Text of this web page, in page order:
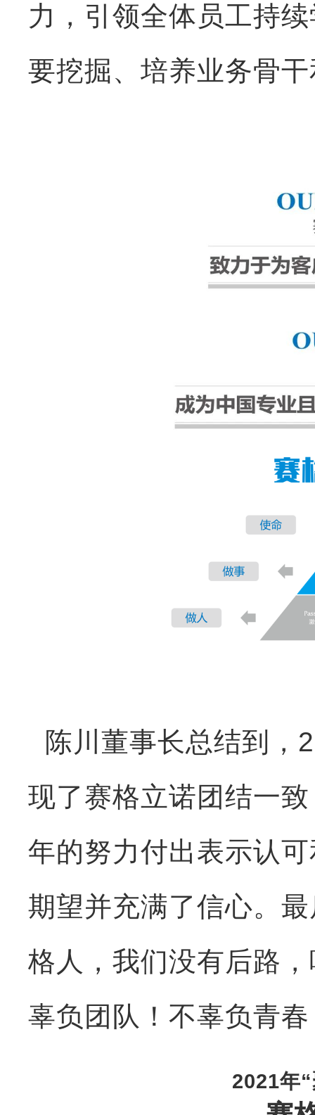
力，引领全体员工持
要挖掘、培养业务骨
陈川董事长总结到，
现了赛格立诺团结一
年的努力付出表示认
期望并充满了信心。
格人，我们没有后路
辜负团队！不辜负青春
2021年